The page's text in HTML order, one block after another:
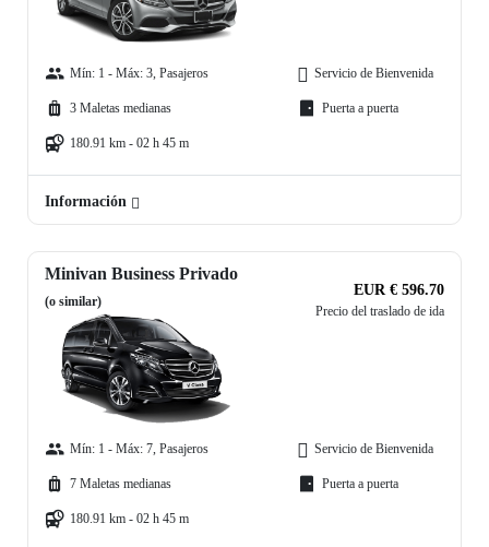
Mín: 1 - Máx: 3, Pasajeros
3 Maletas medianas
180.91 km - 02 h 45 m
Servicio de Bienvenida
Puerta a puerta
Información
Minivan Business Privado
(o similar)
EUR € 596.70
Precio del traslado de ida
Mín: 1 - Máx: 7, Pasajeros
7 Maletas medianas
180.91 km - 02 h 45 m
Servicio de Bienvenida
Puerta a puerta